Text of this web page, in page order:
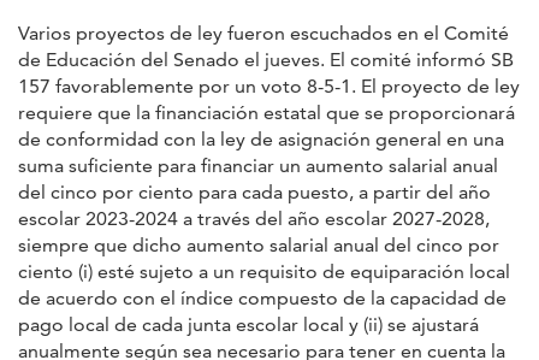
Varios proyectos de ley fueron escuchados en el Comité
de Educación del Senado el jueves. El comité informó SB
157 favorablemente por un voto 8-5-1. El proyecto de ley
requiere que la financiación estatal que se proporcionará
de conformidad con la ley de asignación general en una
suma suficiente para financiar un aumento salarial anual
del cinco por ciento para cada puesto, a partir del año
escolar 2023-2024 a través del año escolar 2027-2028,
siempre que dicho aumento salarial anual del cinco por
ciento (i) esté sujeto a un requisito de equiparación local
de acuerdo con el índice compuesto de la capacidad de
pago local de cada junta escolar local y (ii) se ajustará
anualmente según sea necesario para tener en cuenta la